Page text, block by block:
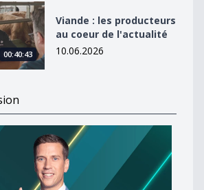
au coeur de l&#039;actualité
00:40:43
Viande : les producteurs
au coeur de l'actualité
10.06.2026